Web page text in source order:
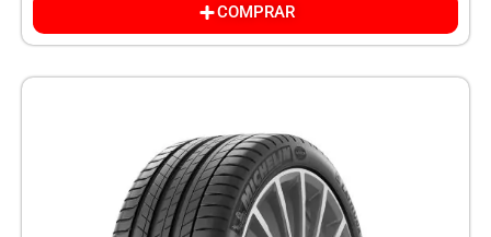
COMPRAR